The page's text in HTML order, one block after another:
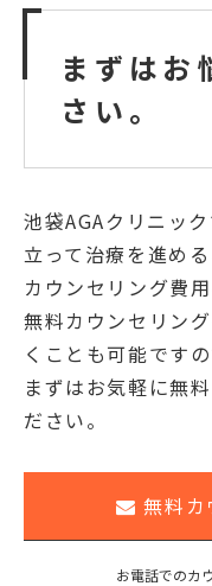
まずはお
さい。
池袋AGAクリニッ
立って治療を進め
カウンセリング費
無料カウンセリン
くことも可能です
まずはお気軽に無
ださい。
無料カ
お電話でのカ